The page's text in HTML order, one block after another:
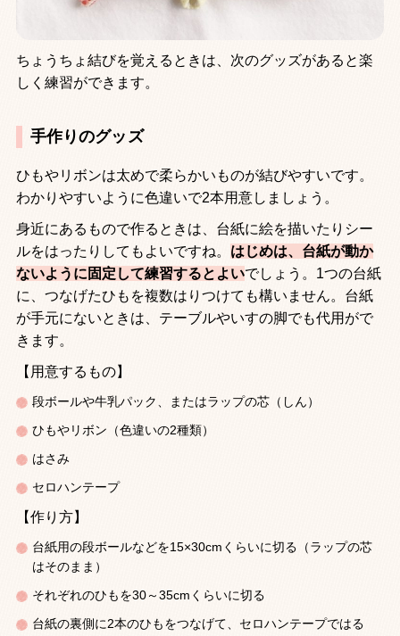
ちょうちょ結びを覚えるときは、次のグッズがあると楽
しく練習ができます。
手作りのグッズ
ひもやリボンは太めで柔らかいものが結びやすいです。
わかりやすいように色違いで2本用意しましょう。
身近にあるもので作るときは、台紙に絵を描いたりシー
ルをはったりしてもよいですね。 はじめは、台紙が動か
ないように固定して練習するとよいでしょう。 1つの台紙
に、つなげたひもを複数はりつけても構いません。台紙
が手元にないときは、テーブルやいすの脚でも代用がで
きます。
【用意するもの】
段ボールや牛乳パック、またはラップの芯（しん）
ひもやリボン（色違いの2種類）
はさみ
セロハンテープ
【作り方】
台紙用の段ボールなどを15×30cm くらいに切る（ラップの芯
はそのまま）
それぞれのひもを30～35cm くらいに切る
台紙の裏側に2本のひもをつなげて、セロハンテープではる